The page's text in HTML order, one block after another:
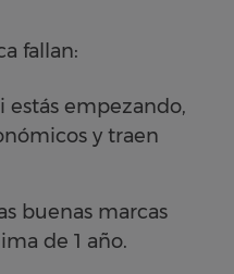
fallan:
estás empezando,
y traen
buenas marcas
de 1 año.